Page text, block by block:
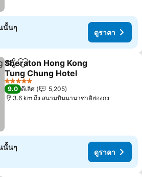
นั้นๆ
ดูราคา
แชร์ เพิ่มในรายการโปรด
Sheraton Hong Kong
Tung Chung Hotel
ดูราคา
5 ดาว
9.0 ดีเลิศ
5,205
3.6 km ถึง สนามบินนานาชาติฮ่องกง
นั้นๆ
ดูราคา